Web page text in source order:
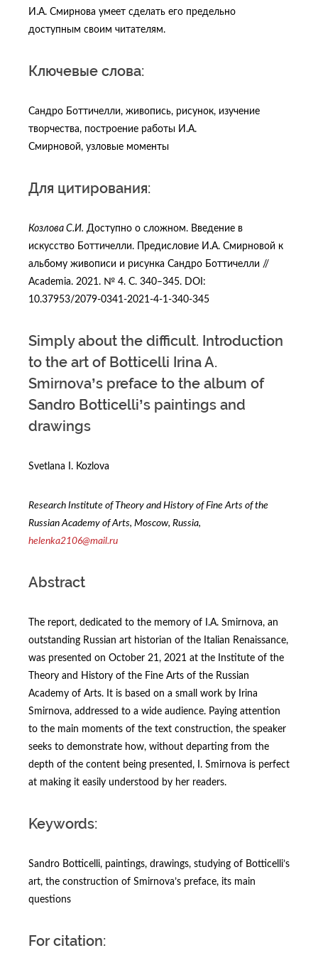
И.А. Смирнова умеет сделать его предельно
доступным своим читателям.
Ключевые слова:
Сандро Боттичелли, живопись, рисунок, изучение
творчества, построение работы И.А.
Смирновой, узловые моменты
Для цитирования:
Козлова С.И. Доступно о сложном. Введение в
искусствo Боттичелли. Предисловие И.А. Смирновой к
альбому живописи и рисунка Сандро Боттичелли //
Academia. 2021. № 4. C. 340–345. DOI:
10.37953/2079‑0341‑2021‑4‑1‑340‑345
Simply about the difficult. Introduction
to the art of Botticelli Irina A.
Smirnova’s preface to the album of
Sandro Botticelli’s paintings and
drawings
Svetlana I. Kozlova
Research Institute of Theory and History of Fine Arts of the
Russian Academy of Arts, Moscow, Russia,
helenka2106@mail.ru
Abstract
The report, dedicated to the memory of I.A. Smirnova, an
outstanding Russian art historian of the Italian Renaissance,
was presented on October 21, 2021 at the Institute of the
Theory and History of the Fine Arts of the Russian
Academy of Arts. It is based on a small work by Irina
Smirnova, addressed to a wide audience. Paying attention
to the main moments of the text construction, the speaker
seeks to demonstrate how, without departing from the
depth of the content being presented, I. Smirnova is perfect
at making it easily understood by her readers.
Keywords:
Sandro Botticelli, paintings, drawings, studying of Botticelli’s
art, the construction of Smirnova’s preface, its main
questions
For citation: